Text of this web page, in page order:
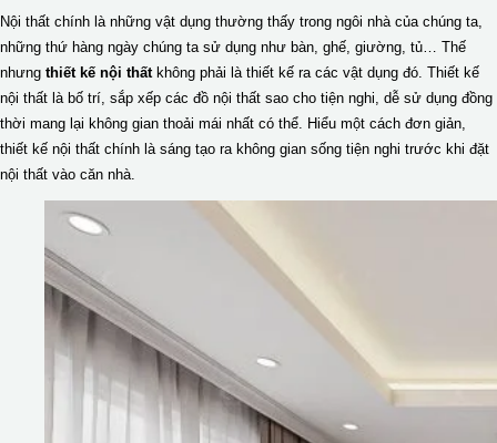
Nội thất chính là những vật dụng thường thấy trong ngôi nhà của chúng ta,
những thứ hàng ngày chúng ta sử dụng như bàn, ghế, giường, tủ… Thế
nhưng thiết kế nội thất không phải là thiết kế ra các vật dụng đó. Thiết kế
nội thất là bố trí, sắp xếp các đồ nội thất sao cho tiện nghi, dễ sử dụng đồng
thời mang lại không gian thoải mái nhất có thể. Hiểu một cách đơn giản,
thiết kế nội thất chính là sáng tạo ra không gian sống tiện nghi trước khi đặt
nội thất vào căn nhà.